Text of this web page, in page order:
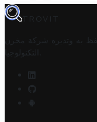
TROVIT
به وتديره
شركة مخزن
التكنولوجيا